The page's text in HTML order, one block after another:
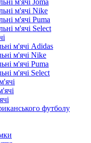
м'ячі Joma
м'ячі Nike
м'ячі Puma
м'ячі Select
м'ячі Adidas
м'ячі Nike
м'ячі Puma
м'ячі Select
футболу